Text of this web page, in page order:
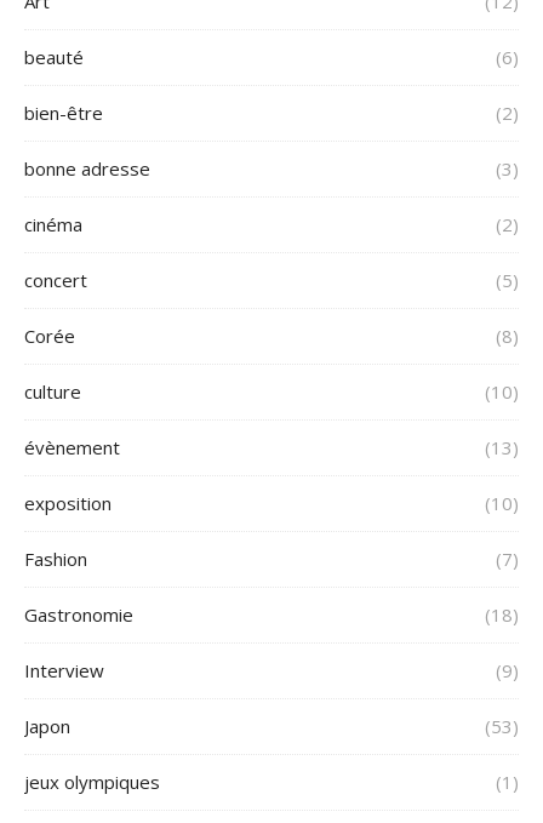
beauté (6)
bien-être (2)
bonne adresse (3)
cinéma (2)
concert (5)
Corée (8)
culture (10)
évènement (13)
exposition (10)
Fashion (7)
Gastronomie (18)
Interview (9)
Japon (53)
jeux olympiques (1)